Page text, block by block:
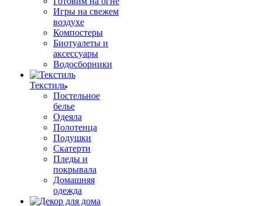
Игры на свежем
воздухе
Компостеры
Биотуалеты и
аксессуары
Водосборники
Текстиль
Постельное
белье
Одеяла
Полотенца
Подушки
Скатерти
Пледы и
покрывала
Домашняя
одежда